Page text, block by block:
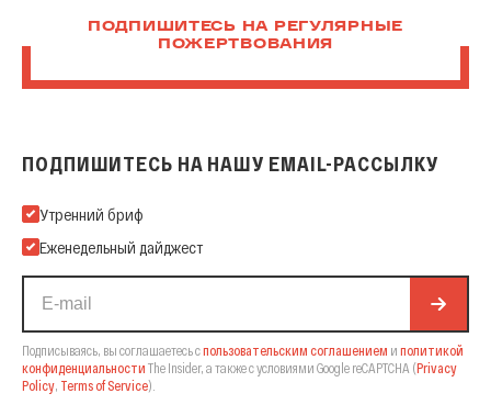
ПОДПИШИТЕСЬ НА РЕГУЛЯРНЫЕ
ПОЖЕРТВОВАНИЯ
ПОДПИШИТЕСЬ НА НАШУ EMAIL-РАССЫЛКУ
Подпишитесь на нашу Email-рассылку
Утренний бриф
Еженедельный дайджест
Подписываясь, вы соглашаетесь спользовательским соглашением и политикой
конфиденциальности The Insider, а также с условиями Google reCAPTCHA (Privacy
Policy, Terms of Service).